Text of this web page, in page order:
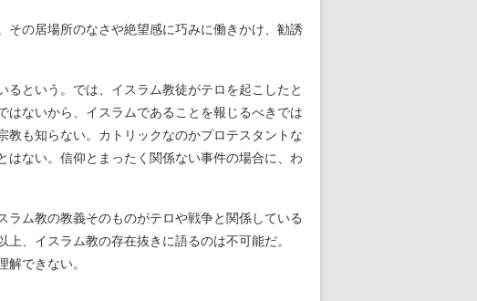
の居場所のなさや絶望感に巧みに働きかけ、勧誘
という。では、イスラム教徒がテロを起こしたと
ないから、イスラムであることを報じるべきでは
教も知らない。カトリックなのかプロテスタントな
ない。信仰とまったく関係ない事件の場合に、わ
ム教の教義そのものがテロや戦争と関係している
、イスラム教の存在抜きに語るのは不可能だ。
できない。